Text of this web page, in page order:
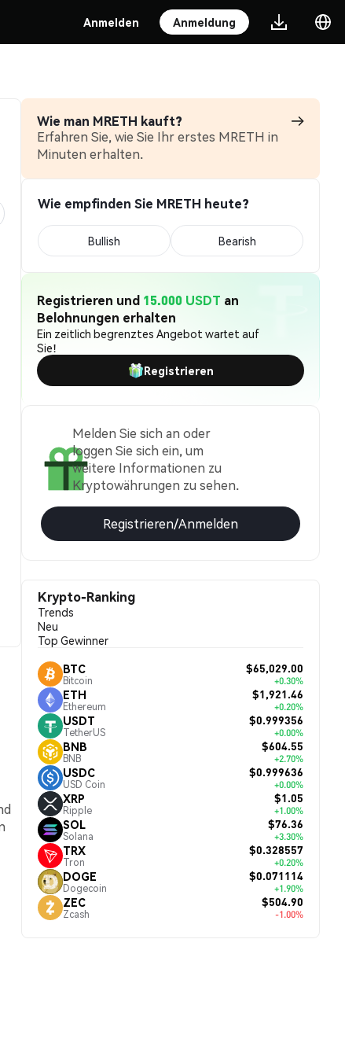
Anmelden Anmeldung
Wie man MRETH kauft?
Erfahren Sie, wie Sie Ihr erstes MRETH in
Minuten erhalten.
Wie empfinden Sie MRETH heute?
Bullish Bearish
Registrieren und 15.000 USDT an
Belohnungen erhalten
Ein zeitlich begrenztes Angebot wartet auf
Sie!
Registrieren
Melden Sie sich an oder
loggen Sie sich ein, um
weitere Informationen zu
Kryptowährungen zu sehen.
Registrieren/Anmelden
Krypto-Ranking
Trends
Neu
Top Gewinner
BTC
Bitcoin
$65,029.00
+0.30%
ETH
Ethereum
$1,921.46
+0.20%
USDT
TetherUS
$0.999356
+0.00%
BNB
BNB
$604.55
+2.70%
USDC
USD Coin
$0.999636
+0.00%
XRP
Ripple
$1.05
+1.00%
SOL
Solana
$76.36
+3.30%
TRX
Tron
$0.328557
+0.20%
DOGE
Dogecoin
$0.071114
+1.90%
ZEC
Zcash
$504.90
-1.00%